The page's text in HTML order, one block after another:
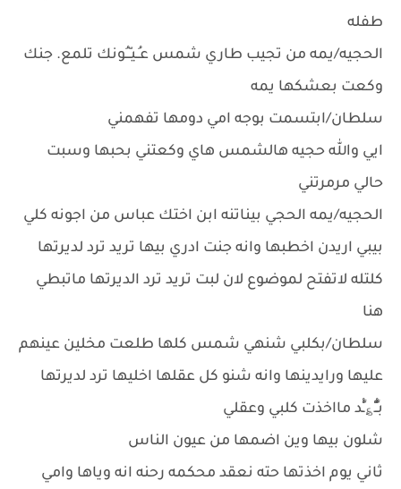
طفله
الحجيه/يمه من تجيب طاري شمس عـُـيـّــُونك تلمع. جنك
وكعت بعشكها يمه
سلطان/ابتسمت بوجه امي دومها تفهمني
ايي والله حجيه هالشمس هاي وكعتني بحبها وسبت
حالي مرمرتني
الحجيه/يمه الحجي بيناتنه ابن اختك عباس من اجونه كلي
بيبي اريدن اخطبها وانه جنت ادري بيها تريد ترد لديرتها
كلتله لاتفتح لموضوع لان لبت تريد ترد الديرتها ماتبطي
هنا
سلطان/بكلبي شنهي شمس كلها طلعت مخلين عينهم
عليها ورايدينها وانه شنو كل عقلها اخليها ترد لديرتها
بـٍْْـٍْ؏ـٍْْد مااخذت كلبي وعقلي
شلون بيها وين اضمها من عيون الناس
ثاني يوم اخذتها حته نعقد محكمه رحنه انه وياها وامي